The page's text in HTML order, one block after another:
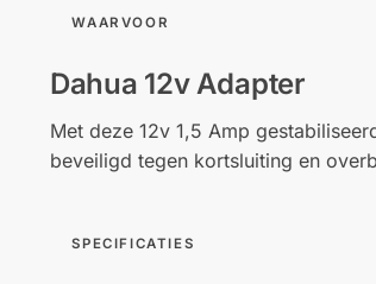
WAARVOOR
Dahua 12v Adapter
Met deze 12v 1,5 Amp
beveiligd tegen kortsluiting en
SPECIFICATIES